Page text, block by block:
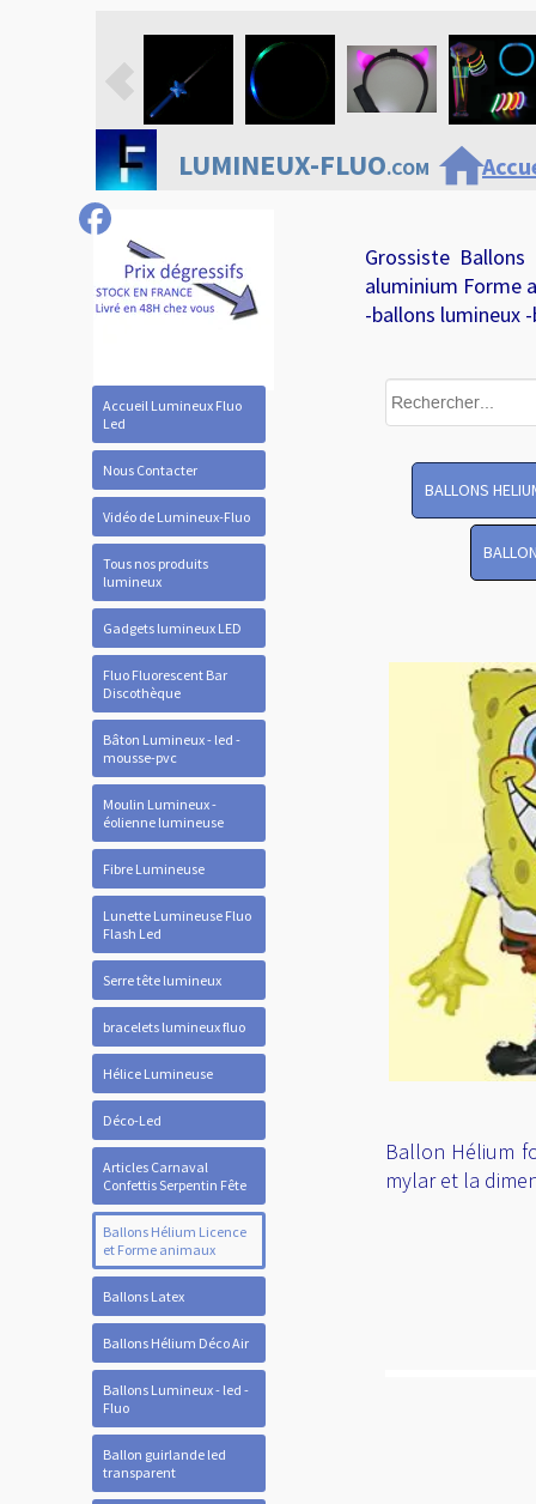
Accueil Lumineux Fluo
Led
Nous Contacter
Vidéo de Lumineux-Fluo
Tous nos produits
lumineux
Gadgets lumineux LED
Fluo Fluorescent Bar
Discothèque
Bâton Lumineux - led -
mousse-pvc
Moulin Lumineux -
éolienne lumineuse
Fibre Lumineuse
Lunette Lumineuse Fluo
Flash Led
Serre tête lumineux
bracelets lumineux fluo
Hélice Lumineuse
Déco-Led
Articles Carnaval
Confettis Serpentin Fête
Ballons Hélium Licence
et Forme animaux
Ballons Latex
Ballons Hélium Déco Air
Ballons Lumineux - led -
Fluo
Ballon guirlande led
transparent
LUMINEUX-FLUO.COMhome
Grossiste
aluminium Forme
-ballons lumineux
BALLONS
Ballon Hélium
mylar et la